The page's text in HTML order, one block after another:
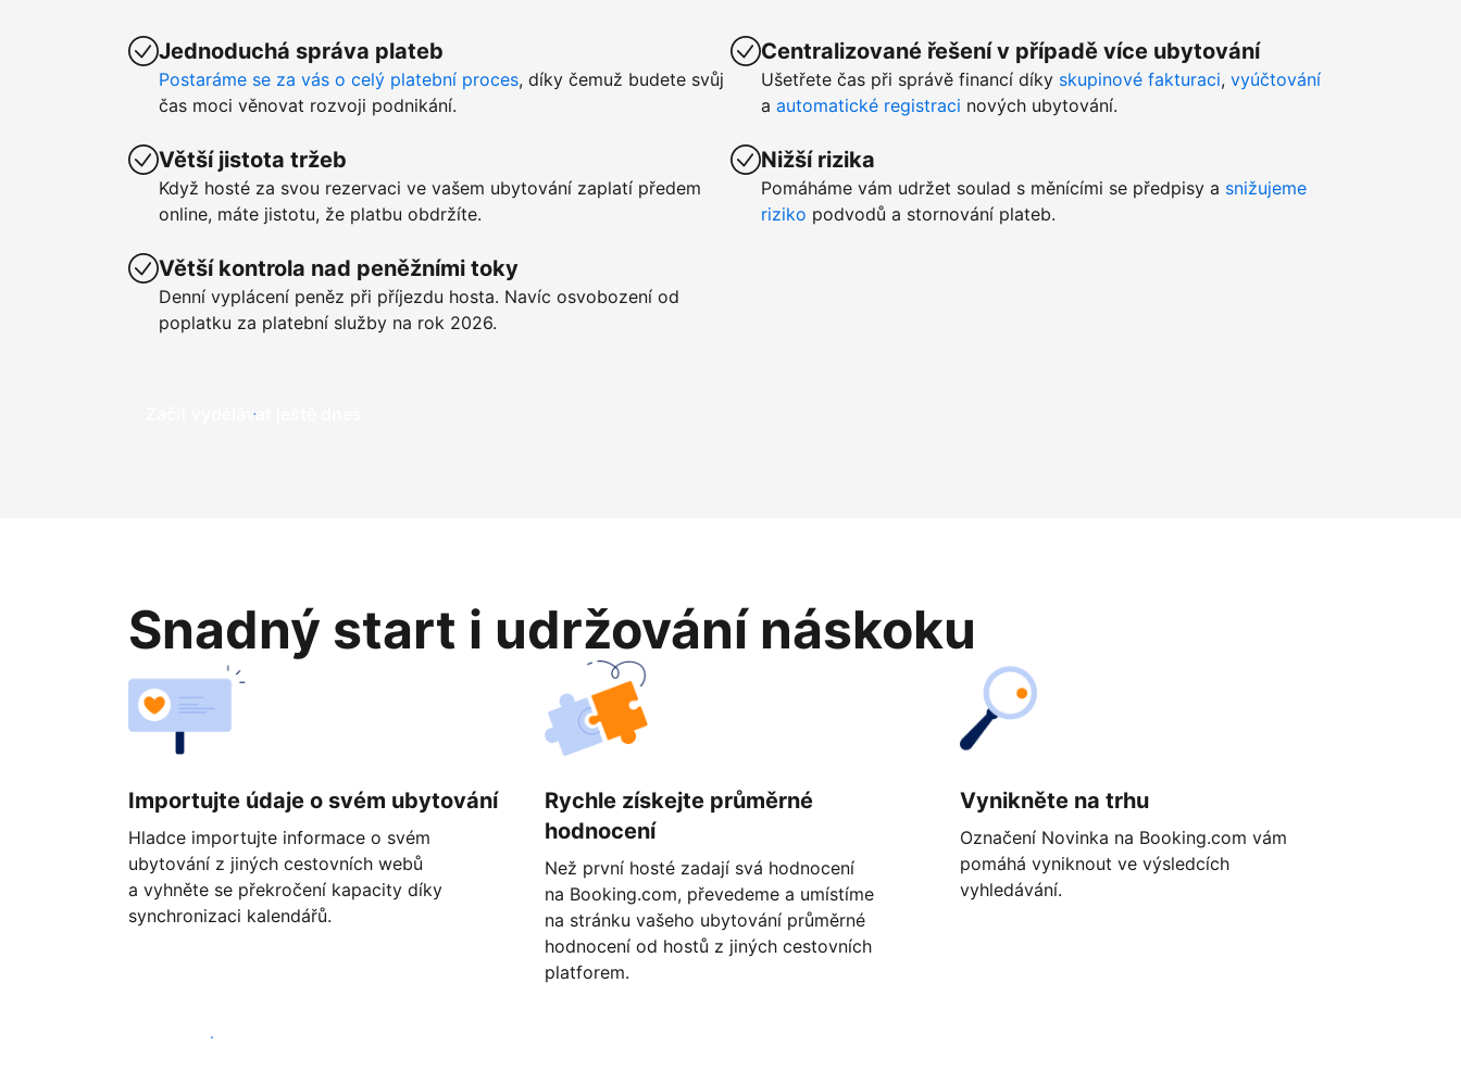
Jednoduchá správa plateb
Postaráme se za vás o celý platební proces, díky čemuž budete svůj
čas moci věnovat rozvoji podnikání.
Větší jistota tržeb
Když hosté za svou rezervaci ve vašem ubytování zaplatí předem
online, máte jistotu, že platbu obdržíte.
Větší kontrola nad peněžními toky
Denní vyplácení peněz při příjezdu hosta. Navíc osvobození od
poplatku za platební služby na rok 2026.
Centralizované řešení v případě více ubytování
Ušetřete čas při správě financí díky skupinové fakturaci, vyúčtování
a automatické registraci nových ubytování.
Nižší rizika
Pomáháme vám udržet soulad s měnícími se předpisy a snižujeme
riziko podvodů a stornování plateb.
Začít vydělávat ještě dnes
Snadný start i udržování náskoku
Importujte údaje o svém ubytování
Hladce importujte informace o svém
ubytování z jiných cestovních webů
a vyhněte se překročení kapacity díky
synchronizaci kalendářů.
Rychle získejte průměrné
hodnocení
Než první hosté zadají svá hodnocení
na Booking.com, převedeme a umístíme
na stránku vašeho ubytování průměrné
hodnocení od hostů z jiných cestovních
platforem.
Vynikněte na trhu
Označení Novinka na Booking.com vám
pomáhá vyniknout ve výsledcích
vyhledávání.
Začít ještě dnes